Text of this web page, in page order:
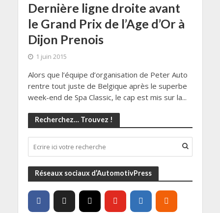
Dernière ligne droite avant
le Grand Prix de l’Age d’Or à
Dijon Prenois
1 juin 2015
Alors que l’équipe d’organisation de Peter Auto
rentre tout juste de Belgique après le superbe
week-end de Spa Classic, le cap est mis sur la...
Recherchez… Trouvez !
Réseaux sociaux d’AutomotivPress